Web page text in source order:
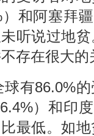
和阿塞拜
听说过地
存在很大的
86.0%的
）和印
最低。如